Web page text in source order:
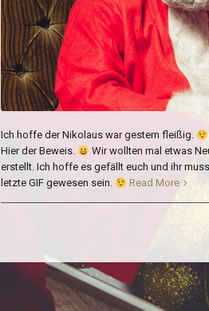
Ich hoffe der Nikolaus war gestern fleißig.
Hier der Beweis.
Wir wollten mal etwas
erstellt. Ich hoffe es gefällt euch und ihr
letzte GIF gewesen sein.
Read More